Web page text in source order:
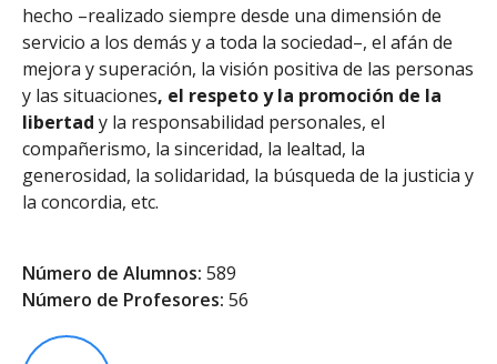
hecho –realizado siempre desde una dimensión de
servicio a los demás y a toda la sociedad–, el afán de
mejora y superación, la visión positiva de las personas
y las situaciones, el respeto y la promoción de la
libertad y la responsabilidad personales, el
compañerismo, la sinceridad, la lealtad, la
generosidad, la solidaridad, la búsqueda de la justicia y
la concordia, etc.
Número de Alumnos: 589
Número de Profesores: 56